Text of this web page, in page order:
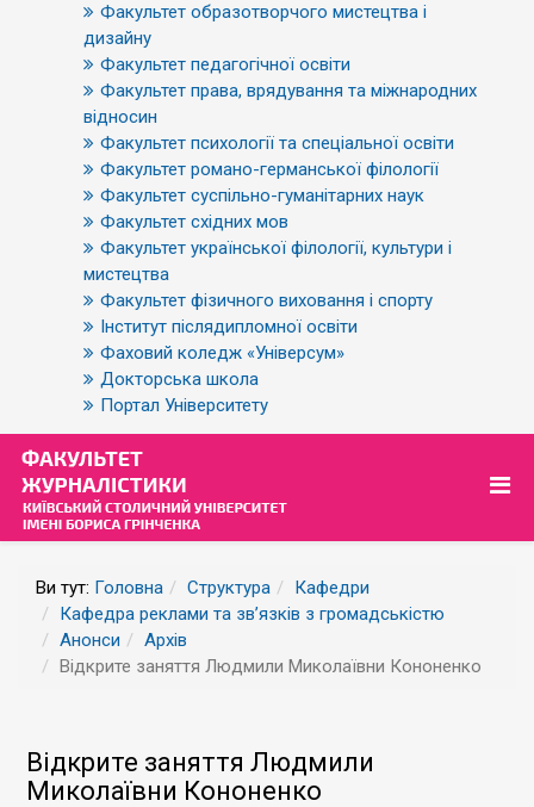
Факультет образотворчого мистецтва і
дизайну
Факультет педагогічної освіти
Факультет права, врядування та міжнародних
відносин
Факультет психології та спеціальної освіти
Факультет романо-германської філології
Факультет суспільно-гуманітарних наук
Факультет східних мов
Факультет української філології, культури і
мистецтва
Факультет фізичного виховання і спорту
Інститут післядипломної освіти
Фаховий коледж «Універсум»
Докторська школа
Портал Університету
Ви тут: Головна Структура
Кафедри
Кафедра реклами та зв’язків з громадськістю
Анонси
Архів
Відкрите заняття Людмили Миколаївни Кононенко
Відкрите заняття Людмили
Миколаївни Кононенко